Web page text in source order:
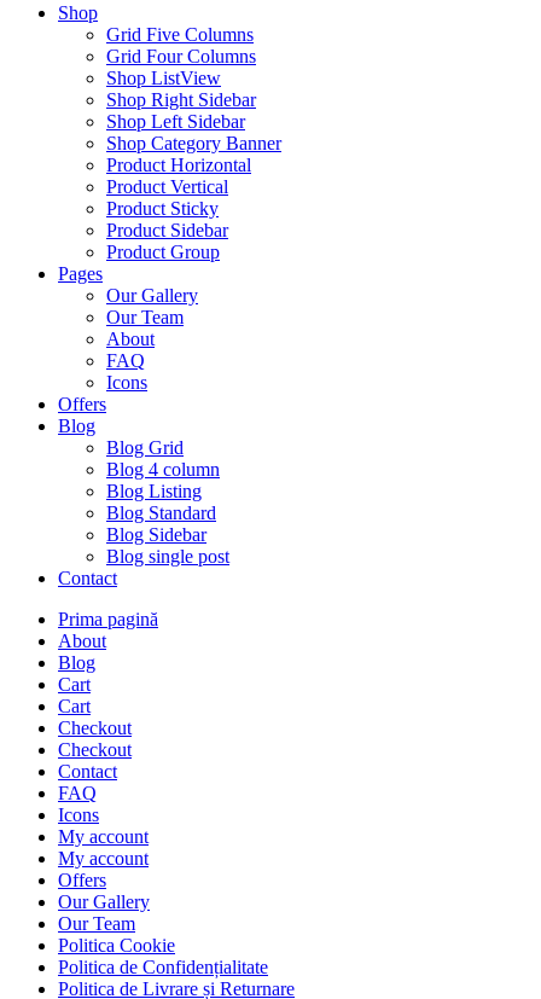
Shop
Grid Five Columns
Grid Four Columns
Shop ListView
Shop Right Sidebar
Shop Left Sidebar
Shop Category Banner
Product Horizontal
Product Vertical
Product Sticky
Product Sidebar
Product Group
Pages
Our Gallery
Our Team
About
FAQ
Icons
Offers
Blog
Blog Grid
Blog 4 column
Blog Listing
Blog Standard
Blog Sidebar
Blog single post
Contact
Prima pagină
About
Blog
Cart
Cart
Checkout
Checkout
Contact
FAQ
Icons
My account
My account
Offers
Our Gallery
Our Team
Politica Cookie
Politica de Confidențialitate
Politica de Livrare și Returnare